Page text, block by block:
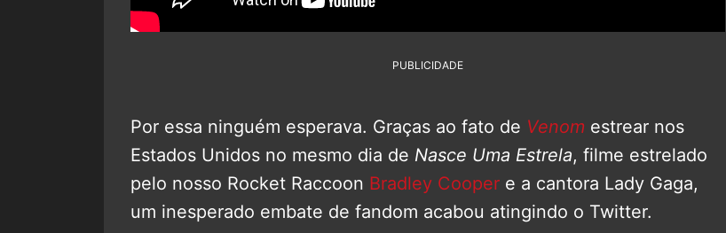
PUBLICIDADE
Por essa ninguém esperava. Graças ao fato de Venom estrear nos
Estados Unidos no mesmo dia de Nasce Uma Estrela, filme estrelado
pelo nosso Rocket Raccoon Bradley Cooper e a cantora Lady Gaga,
um inesperado embate de fandom acabou atingindo o Twitter.